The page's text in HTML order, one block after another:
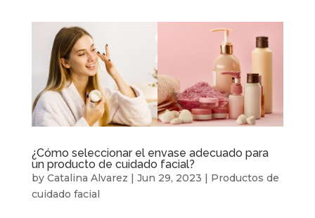
¿Cómo seleccionar el envase adecuado para
un producto de cuidado facial?
by Catalina Alvarez Jun 29, 2023
Productos de
cuidado facial